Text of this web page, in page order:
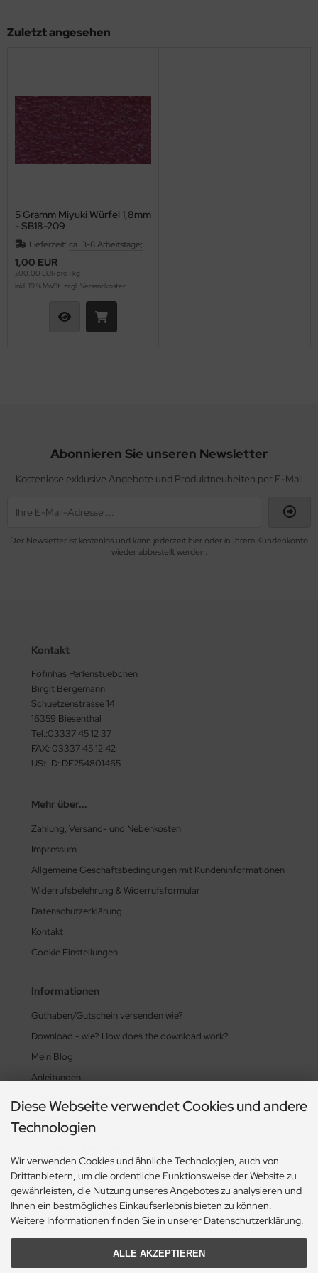
Zuletzt angesehen
5 Gramm Miyuki Würfel 1,8mm
- SB18-209
Lieferzeit: ca. 3-8 Arbeitstage;
1,00 EUR
200,00 EUR pro 1 kg
inkl. 19 % MwSt. zzgl. Versandkosten
Abonnieren Sie unseren Newsletter
Kostenlose exklusive Angebote und Produktneuheiten per E-Mail
Der Newsletter ist kostenlos und kann jederzeit hier oder in Ihrem Kundenkonto
wieder abbestellt werden.
Kontakt
Fofinhas Perlenstuebchen
Birgit Bergemann
Schuetzenstrasse 14
16359 Biesenthal
Tel.:03337 45 12 37
FAX: 03337 45 12 42
USt.ID: DE254801465
Mehr über...
Zahlung, Versand- und Nebenkosten
Impressum
Allgemeine Geschäftsbedingungen mit Kundeninformationen
Widerrufsbelehrung & Widerrufsformular
Datenschutzerklärung
Kontakt
Cookie Einstellungen
Informationen
Guthaben/Gutschein versenden wie?
Download - wie? How does the download work?
Mein Blog
Anleitungen
Wissensdatenbank
Zahlungsmethoden
Diese Webseite verwendet Cookies und andere
Technologien
Wir verwenden Cookies und ähnliche Technologien, auch von
Drittanbietern, um die ordentliche Funktionsweise der Website zu
gewährleisten, die Nutzung unseres Angebotes zu analysieren und
Ihnen ein bestmögliches Einkaufserlebnis bieten zu können.
Weitere Informationen finden Sie in unserer Datenschutzerklärung.
ALLE AKZEPTIEREN
Würfel
sonstige Formen
Bead